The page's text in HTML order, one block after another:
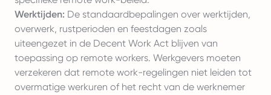
Werktijden: De standaardbepalingen over werktijden,
overwerk, rustperioden en feestdagen zoals
uiteengezet in de Decent Work Act blijven van
toepassing op remote workers. Werkgevers moeten
verzekeren dat remote work-regelingen niet leiden tot
overmatige werkuren of het recht van de werknemer